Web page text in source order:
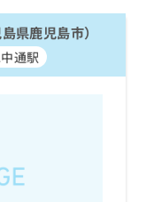
県鹿児島市）
通駅